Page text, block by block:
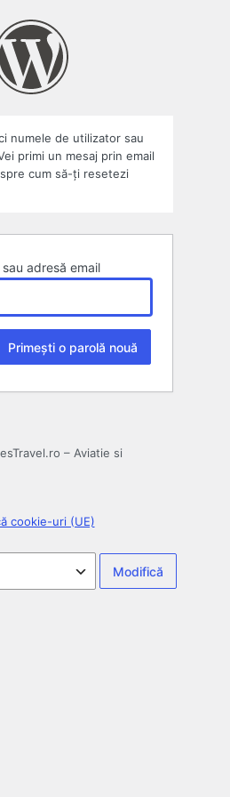
numele de utilizator sau
primi un mesaj prin email
cum să-ți resetezi
adresă email
– Aviatie si
cookie-uri (UE)